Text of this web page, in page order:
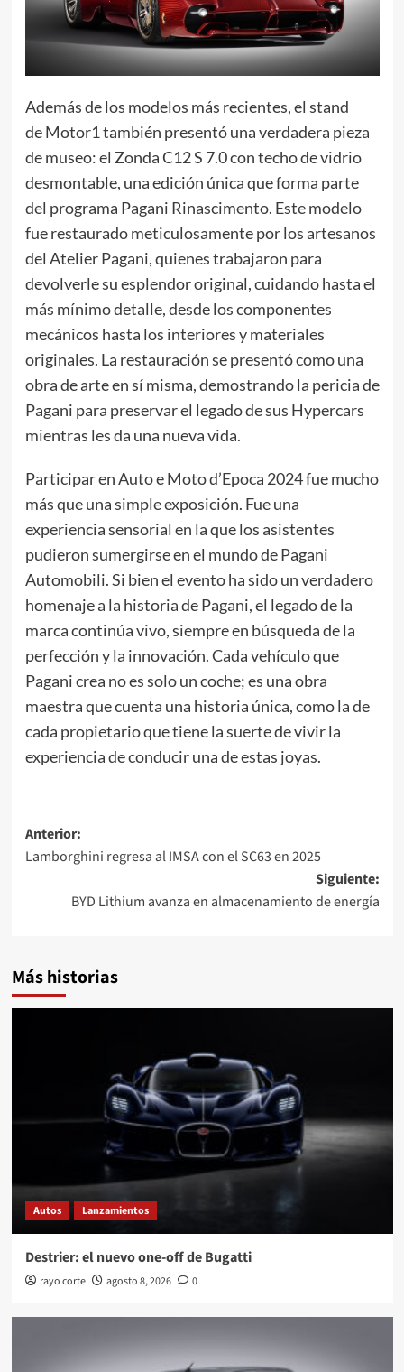
Además de los modelos más recientes, el stand
de Motor1 también presentó una verdadera pieza
de museo: el Zonda C12 S 7.0 con techo de vidrio
desmontable, una edición única que forma parte
del programa Pagani Rinascimento. Este modelo
fue restaurado meticulosamente por los artesanos
del Atelier Pagani, quienes trabajaron para
devolverle su esplendor original, cuidando hasta el
más mínimo detalle, desde los componentes
mecánicos hasta los interiores y materiales
originales. La restauración se presentó como una
obra de arte en sí misma, demostrando la pericia de
Pagani para preservar el legado de sus Hypercars
mientras les da una nueva vida.
Participar en Auto e Moto d’Epoca 2024 fue mucho
más que una simple exposición. Fue una
experiencia sensorial en la que los asistentes
pudieron sumergirse en el mundo de Pagani
Automobili. Si bien el evento ha sido un verdadero
homenaje a la historia de Pagani, el legado de la
marca continúa vivo, siempre en búsqueda de la
perfección y la innovación. Cada vehículo que
Pagani crea no es solo un coche; es una obra
maestra que cuenta una historia única, como la de
cada propietario que tiene la suerte de vivir la
experiencia de conducir una de estas joyas.
Navegación
de
entradas
Anterior:
Lamborghini regresa al IMSA con el SC63 en 2025
Siguiente:
BYD Lithium avanza en almacenamiento de energía
Más historias
Autos Lanzamientos
Destrier: el nuevo one-off de Bugatti
rayo corte agosto 8, 2026 0